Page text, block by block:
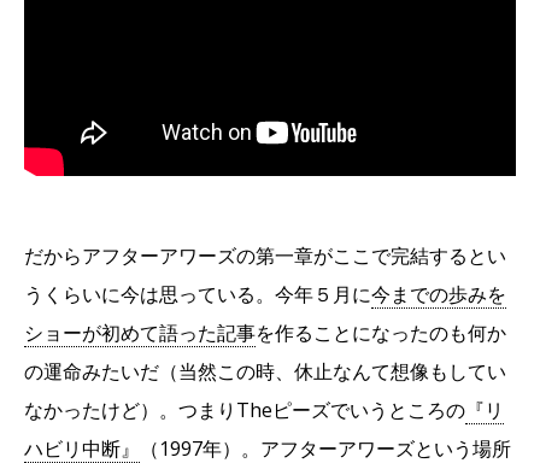
だからアフターアワーズの第一章がここで完結するとい
うくらいに今は思っている。今年５月に今までの歩みを
ショーが初めて語った記事を作ることになったのも何か
の運命みたいだ（当然この時、休止なんて想像もしてい
なかったけど）。つまりTheピーズでいうところの 『リ
ハビリ中断』
（1997年）。アフターアワーズという場所